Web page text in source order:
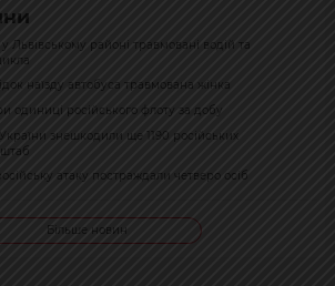
Львівському районі травмовані водій та
наїзду автобуса травмована жінка
одиниці російського флоту за добу
знешкодили ще 1190 російських
атаку постраждали четверо осіб
Більше новин